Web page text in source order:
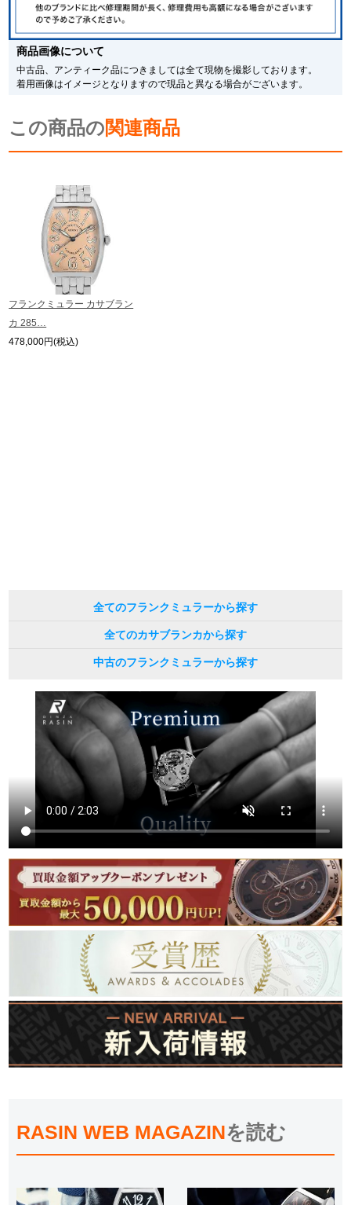
商品画像について
中古品、アンティーク品につきましては全て現物を撮影しております。
着用画像はイメージとなりますので現品と異なる場合がございます。
この商品の関連商品
フランクミュラー カサブラン
カ 285…
478,000円(税込)
全てのフランクミュラーから探す
全てのカサブランカから探す
中古のフランクミュラーから探す
※当店では店頭販売も行っております為、サイトでのご注文と店頭処理との時
間差で在庫切れになる場合がございます。
予めご了承くださいませ。
また、ご来店にてご購入を希望される場合にも、事前に在庫の確認をお電話か
メールにてお問い合わせいただけますようお願いいたします。
※アンティーク品やユーズド品の場合、外装および内部機械に代替部品を使用
※表示の定価は、入荷時の価格となっております。
現在の定価と異なる場合がございますのでご了承くださいませ。
RASIN WEB MAGAZINを読む